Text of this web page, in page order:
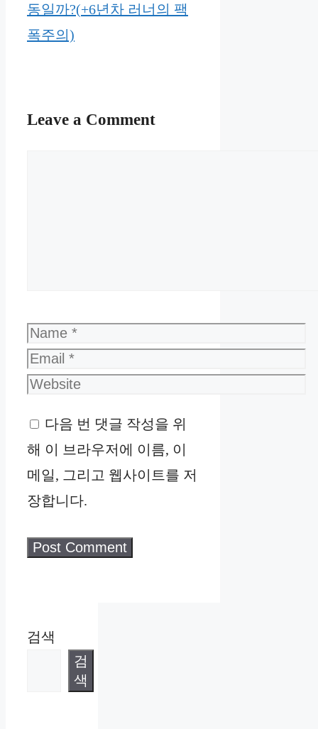
동일까?(+6년차 러너의 팩
폭주의)
Leave a Comment
Name
Email
Website
다음 번 댓글 작성을 위
해 이 브라우저에 이름, 이
메일, 그리고 웹사이트를 저
장합니다.
검색
검
색